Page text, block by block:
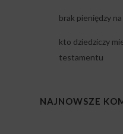
brak pieniędzy
kto dziedziczy
testamentu
NAJNOWSZE